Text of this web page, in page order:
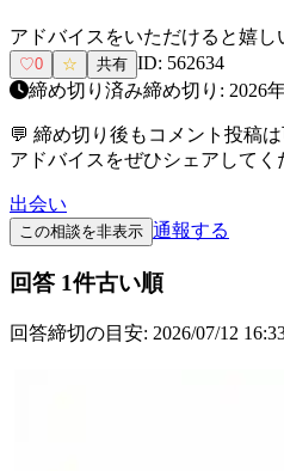
アドバイスをいただけると嬉し
♡0 ☆ 共有 ID: 562634
締め切り済み締め切り: 2026
💬 締め切り後もコメント投稿
アドバイスをぜひシェアしてく
出会い
この相談を非表示 通報する
回答 1件古い順
回答締切の目安: 2026/07/12